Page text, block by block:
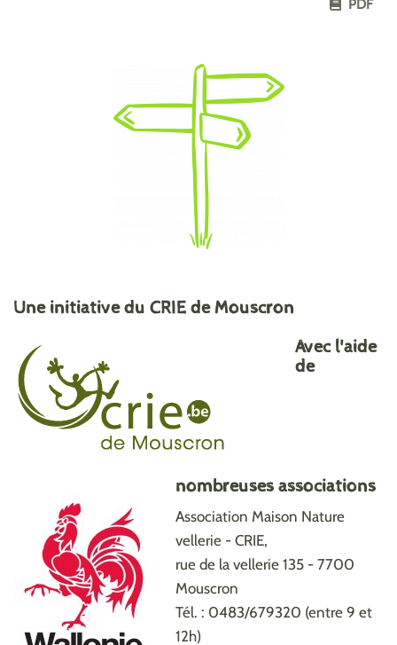
PDF
Une initiative du CRIE de Mouscron
Avec l'aide
de
nombreuses associations
Association Maison Nature
vellerie - CRIE,
rue de la vellerie 135 - 7700
Mouscron
Tél. : 0483/679320 (entre 9 et
12h)